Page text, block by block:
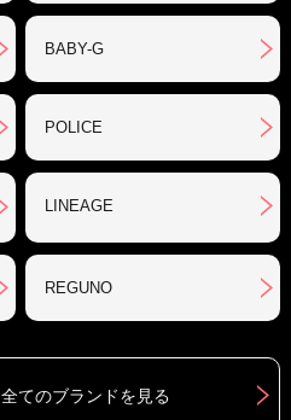
BABY-G
POLICE
LINEAGE
REGUNO
全てのブランドを見る